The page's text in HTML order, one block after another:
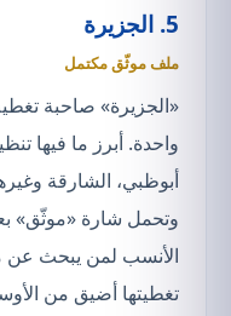
5. الجزيرة
ملف موثّق مكتمل
واحدة. أبرز ما فيها
أبوظبي، الشارقة
وتحمل شارة «موثّق» بعد
الأنسب لمن يبحث